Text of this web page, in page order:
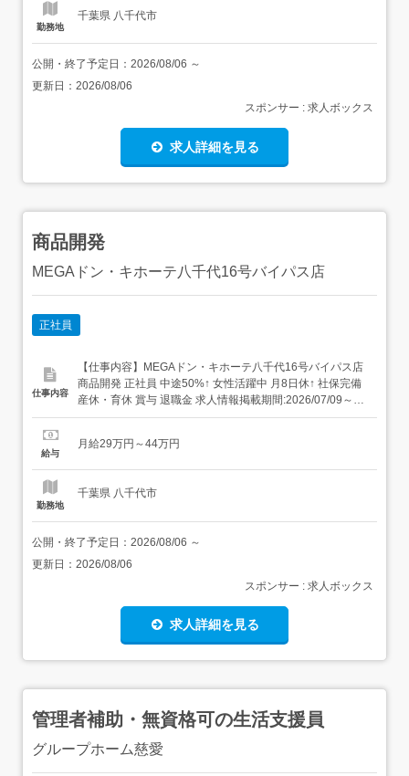
勤務地
千葉県 八千代市
公開・終了予定日： 2026/08/06 ～
更新日： 2026/08/06
スポンサー : 求人ボックス
求人詳細を見る
商品開発
MEGAドン・キホーテ八千代16号バイパス店
正社員
仕事内容
【仕事内容】MEGAドン・キホーテ八千代16号バイパス店
商品開発 正社員 中途50%↑ 女性活躍中 月8日休↑ 社保完備
産休・育休 賞与 退職金 求人情報掲載期間:2026/07/09～
2026/08/13 求人情報 店舗の特徴 売上高2兆円越えの安定し
速線「村上駅」より徒歩12分 ...
給与
月給29万円～44万円
勤務地
千葉県 八千代市
公開・終了予定日： 2026/08/06 ～
更新日： 2026/08/06
スポンサー : 求人ボックス
求人詳細を見る
管理者補助・無資格可の生活支援員
グループホーム慈愛